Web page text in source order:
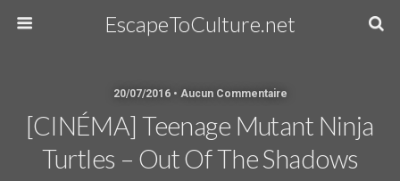
EscapeToCulture.net
20/07/2016 • Aucun Commentaire
[CINÉMA] Teenage Mutant Ninja
Turtles – Out Of The Shadows